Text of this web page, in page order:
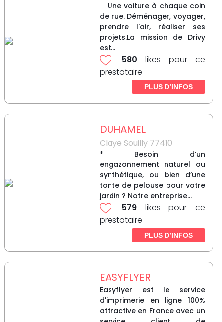
Une voiture à chaque coin
de rue. Déménager, voyager,
prendre l'air, réaliser ses
projets.La mission de Drivy
est...
580 likes pour ce
prestataire
PLUS D’INFOS
DUHAMEL
Claye Souilly 77410
* Besoin d’un
engazonnement naturel ou
synthétique, ou bien d’une
tonte de pelouse pour votre
jardin ? Notre entreprise...
579 likes pour ce
prestataire
PLUS D’INFOS
EASYFLYER
Easyflyer est le service
d'imprimerie en ligne 100%
attractive en France avec un